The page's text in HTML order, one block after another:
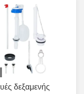
δεξαμενής